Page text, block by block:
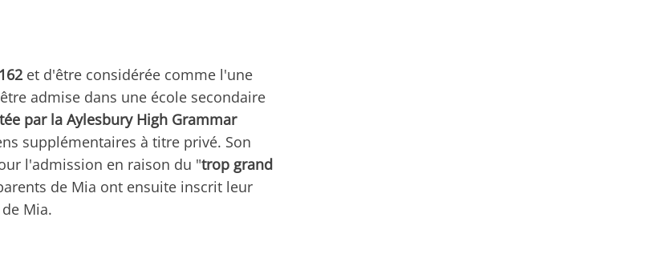
et d'être considérée comme l'une
admise dans une école secondaire
par la Aylesbury High Grammar
supplémentaires à titre privé. Son
l'admission en raison du "trop grand
de Mia ont ensuite inscrit leur
Mia.